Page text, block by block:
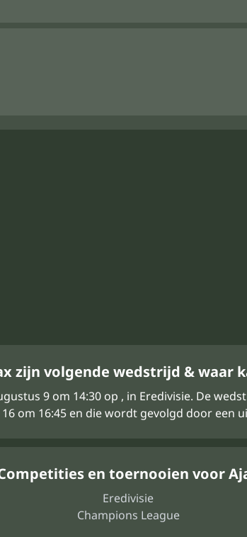
zijn volgende wedstrijd & waar
9 om 14:30 op , in Eredivisie. De
om 16:45 en die wordt gevolgd door een
en toernooien voor
Eredivisie
Champions League